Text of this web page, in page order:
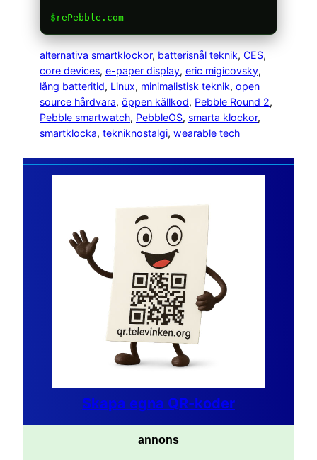
$ rePebble.com
alternativa smartklockor, batterisnål teknik, CES
core devices, e-paper display, eric migicovsky
lång batteritid, Linux, minimalistisk teknik, open
source hårdvara, öppen källkod, Pebble Round 2
Pebble smartwatch, PebbleOS, smarta klockor
smartklocka, tekniknostalgi, wearable tech
Skapa egna QR-koder
annons